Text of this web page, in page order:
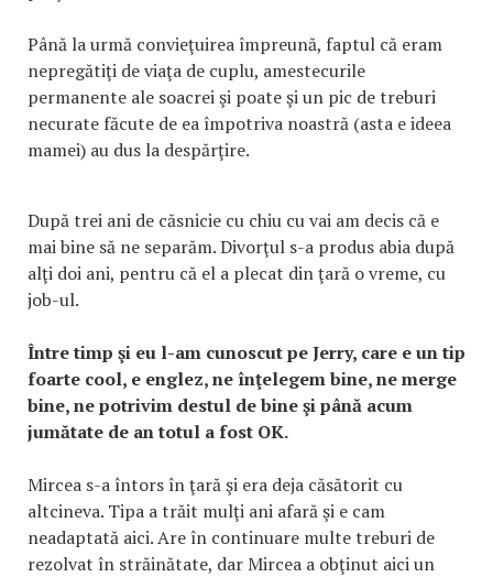
Până la urmă convieţuirea împreună, faptul că eram
nepregătiţi de viaţa de cuplu, amestecurile
permanente ale soacrei şi poate şi un pic de treburi
necurate făcute de ea împotriva noastră (asta e ideea
mamei) au dus la despărţire.
După trei ani de căsnicie cu chiu cu vai am decis că e
mai bine să ne separăm. Divorţul s-a produs abia după
alţi doi ani, pentru că el a plecat din ţară o vreme, cu
job-ul.
Între timp şi eu l-am cunoscut pe Jerry, care e un tip
foarte cool, e englez, ne înţelegem bine, ne merge
bine, ne potrivim destul de bine şi până acum
jumătate de an totul a fost OK.
Mircea s-a întors în ţară şi era deja căsătorit cu
altcineva. Tipa a trăit mulţi ani afară şi e cam
neadaptată aici. Are în continuare multe treburi de
rezolvat în străinătate, dar Mircea a obţinut aici un